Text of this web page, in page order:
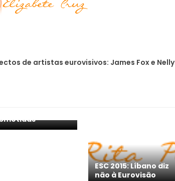
de artistas eurovisivos: James Fox e Nelly
ESC 2015: Líbano diz
não à Eurovisão